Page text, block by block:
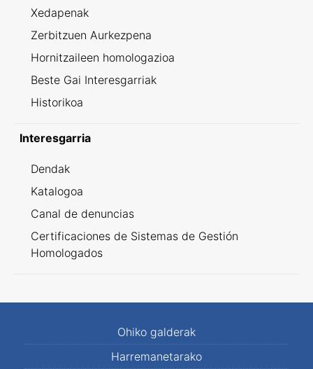
Xedapenak
Zerbitzuen Aurkezpena
Hornitzaileen homologazioa
Beste Gai Interesgarriak
Historikoa
Interesgarria
Dendak
Katalogoa
Canal de denuncias
Certificaciones de Sistemas de Gestión
Homologados
Ohiko galderak
Harremanetarako